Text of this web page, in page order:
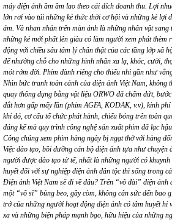
máy điện ảnh ầm ầm lao theo cái đích doanh thu. Lợi
lớn rơi vào túi những kẻ thức thời cơ hội và những kẻ lợi
ám. Và nhan nhản trên màn ảnh là những nhân vật
những kẻ mới phất lên giàu có làm người xem phát
động với chiều sâu tâm lý chân thật của các tầng lớp xã
để nhường chỗ cho những hình nhân xa lạ, khóc, cười,
mót rởm đời. Phim dành riêng cho thiếu nhi gần như
Nhìn bức tranh toàn cảnh của điện ảnh Việt Nam, không
quay thông dụng bằng vật liệu ORWO đã chấm dứt,
đắt hơn gấp mấy lần (phim AGFA, KODAK, v.v), kinh
khi đó, cơ cấu tổ chức phát hành, chiếu bóng trên toàn
đáng kể mà quy trình công nghệ sản xuất phim đã lạc
Công chúng xem phim hàng ngày bị ngạt thở với hàng
Việc đào tạo, bồi dưỡng cán bộ điện ảnh tựa như chuyện
người được đào tạo tử tế, nhất là những người có
huyết đối với sự nghiệp điện ảnh dân tộc thì sống trong
Điện ảnh Việt Nam sẽ đi về đâu? Trên “võ đài” điện ảnh
một “võ sĩ” bủng beo, gầy còm, không cân sức đến bao
trở của những người hoạt động điện ảnh có tâm huyết hi
xa và những biện pháp mạnh bạo, hữu hiệu của những